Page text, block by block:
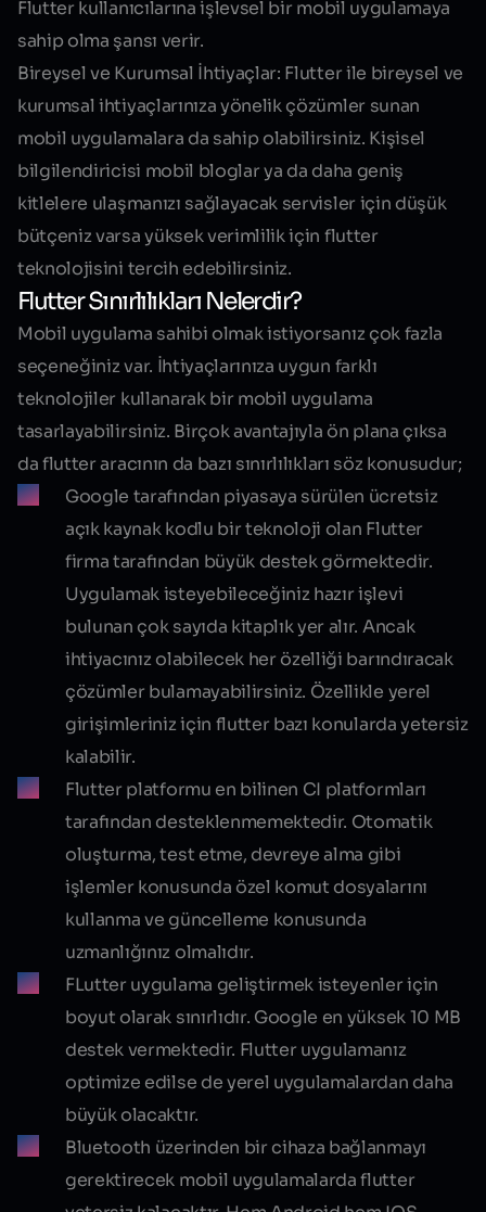
Flutter kullanıcılarına işlevsel bir mobil uygulamaya
sahip olma şansı verir.
Bireysel ve Kurumsal İhtiyaçlar: Flutter ile bireysel ve
kurumsal ihtiyaçlarınıza yönelik çözümler sunan
mobil uygulamalara da sahip olabilirsiniz. Kişisel
bilgilendiricisi mobil bloglar ya da daha geniş
kitlelere ulaşmanızı sağlayacak servisler için düşük
bütçeniz varsa yüksek verimlilik için flutter
teknolojisini tercih edebilirsiniz.
Flutter Sınırlılıkları Nelerdir?
Mobil uygulama sahibi olmak istiyorsanız çok fazla
seçeneğiniz var. İhtiyaçlarınıza uygun farklı
teknolojiler kullanarak bir mobil uygulama
tasarlayabilirsiniz. Birçok avantajıyla ön plana çıksa
da flutter aracının da bazı sınırlılıkları söz konusudur;
Google tarafından piyasaya sürülen ücretsiz
açık kaynak kodlu bir teknoloji olan Flutter
firma tarafından büyük destek görmektedir.
Uygulamak isteyebileceğiniz hazır işlevi
bulunan çok sayıda kitaplık yer alır. Ancak
ihtiyacınız olabilecek her özelliği barındıracak
çözümler bulamayabilirsiniz. Özellikle yerel
girişimleriniz için flutter bazı konularda yetersiz
kalabilir.
Flutter platformu en bilinen CI platformları
tarafından desteklenmemektedir. Otomatik
oluşturma, test etme, devreye alma gibi
işlemler konusunda özel komut dosyalarını
kullanma ve güncelleme konusunda
uzmanlığınız olmalıdır.
FLutter uygulama geliştirmek isteyenler için
boyut olarak sınırlıdır. Google en yüksek 10 MB
destek vermektedir. Flutter uygulamanız
optimize edilse de yerel uygulamalardan daha
büyük olacaktır.
Bluetooth üzerinden bir cihaza bağlanmayı
gerektirecek mobil uygulamalarda flutter